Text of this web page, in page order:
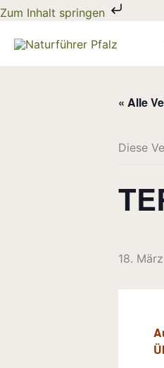
Zum Inhalt springen
Zum
springen
« Alle
Diese
18.